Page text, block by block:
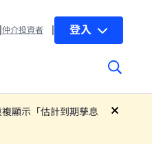
仲介投資者 登入
顯示「估計到期孳息